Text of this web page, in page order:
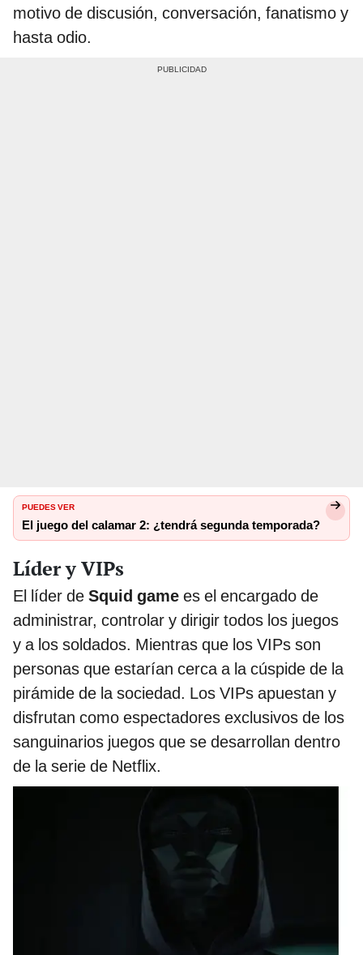
motivo de discusión, conversación, fanatismo y
hasta odio.
PUEDES VER
El juego del calamar 2: ¿tendrá segunda temporada?
Líder y VIPs
El líder de Squid game es el encargado de
administrar, controlar y dirigir todos los juegos
y a los soldados. Mientras que los VIPs son
personas que estarían cerca a la cúspide de la
pirámide de la sociedad. Los VIPs apuestan y
disfrutan como espectadores exclusivos de los
sanguinarios juegos que se desarrollan dentro
de la serie de Netflix.